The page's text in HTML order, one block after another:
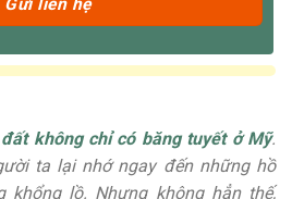
không chỉ có băng tuyết ở Mỹ.
ta lại nhớ ngay đến những hồ
khổng lồ. Nhưng không hẳn thế,